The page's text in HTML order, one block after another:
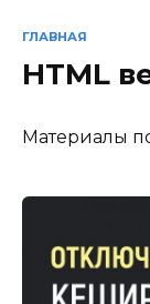
ГЛАВНАЯ
HTML
Материалы